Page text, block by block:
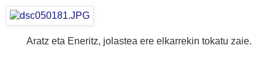
Aratz eta Eneritz, jolastea ere elkarrekin tokatu zaie.